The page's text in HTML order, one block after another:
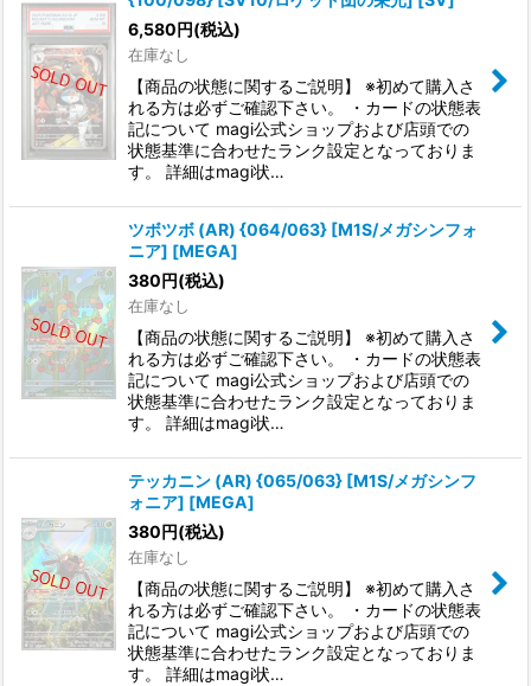
6,580円(税込)
在庫なし
【商品の状態に関するご説明】 ※初めて購入さ
れる方は必ずご確認下さい。 ・カードの状態表
記について magi公式ショップおよび店頭での
状態基準に合わせたランク設定となっておりま
す。 詳細はmagi状…
ツボツボ (AR) {064/063} [M1S/メガシンフォ
ニア] [MEGA]
380円(税込)
在庫なし
【商品の状態に関するご説明】 ※初めて購入さ
れる方は必ずご確認下さい。 ・カードの状態表
記について magi公式ショップおよび店頭での
状態基準に合わせたランク設定となっておりま
す。 詳細はmagi状…
テッカニン (AR) {065/063} [M1S/メガシンフ
ォニア] [MEGA]
380円(税込)
在庫なし
【商品の状態に関するご説明】 ※初めて購入さ
れる方は必ずご確認下さい。 ・カードの状態表
記について magi公式ショップおよび店頭での
状態基準に合わせたランク設定となっておりま
す。 詳細はmagi状…